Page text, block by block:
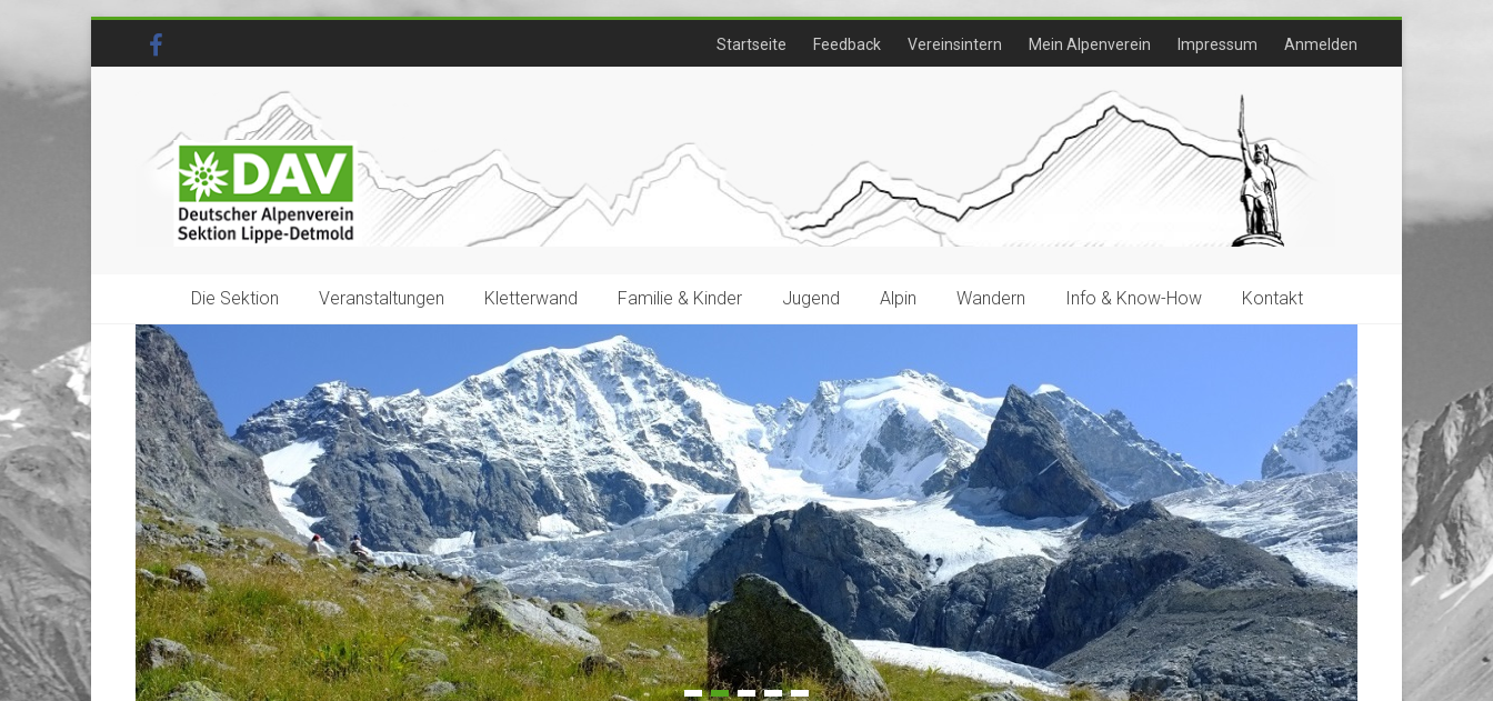
Startseite Feedback Vereinsintern Mein Alpenverein Impressum Anmelden
Die Sektion Veranstaltungen Kletterwand Familie & Kinder Jugend Alpin Wandern Info & Know-How Kontakt